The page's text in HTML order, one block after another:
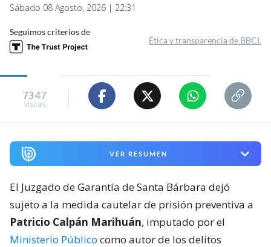
Sábado 08 Agosto, 2026 | 22:31
Seguimos criterios de
Ética y transparencia de BBCL
7347
visitas
VER RESUMEN
El Juzgado de Garantía de Santa Bárbara dejó
sujeto a la medida cautelar de prisión preventiva a
Patricio Calpán Marihuán, imputado por el
Ministerio Público como autor de los delitos